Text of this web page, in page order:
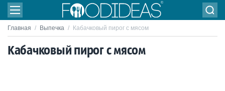
Главная / Выпечка / Кабачковый пирог с мясом
Кабачковый пирог с мясом